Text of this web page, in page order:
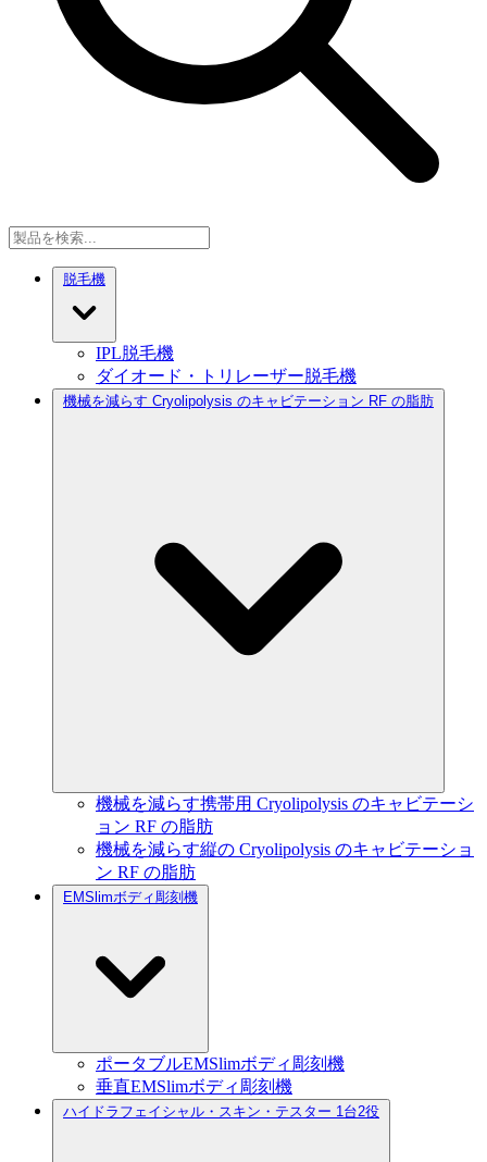
脱毛機
IPL脱毛機
ダイオード・トリレーザー脱毛機
機械を減らす Cryolipolysis のキャビテーション RF の脂肪
機械を減らす携帯用 Cryolipolysis のキャビテーシ
ョン RF の脂肪
機械を減らす縦の Cryolipolysis のキャビテーショ
ン RF の脂肪
EMSlimボディ彫刻機
ポータブルEMSlimボディ彫刻機
垂直EMSlimボディ彫刻機
ハイドラフェイシャル・スキン・テスター 1台2役